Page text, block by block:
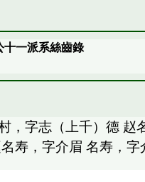
一派系絲齒錄
，字志（上千）德
寿，字介眉 名寿，